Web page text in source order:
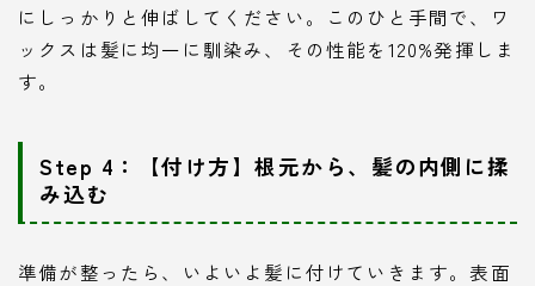
にしっかりと伸ばしてください。このひと手間で、ワ
ックスは髪に均一に馴染み、その性能を120%発揮しま
す。
Step 4：【付け方】根元から、髪の内側に揉
み込む
準備が整ったら、いよいよ髪に付けていきます。表面